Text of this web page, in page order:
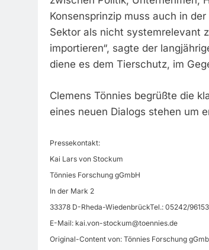
Konsensprinzip muss auch in
Sektor als nicht systemrelevant
importieren“, sagte der
diene es dem Tierschutz, im
Clemens Tönnies begrüßte die
eines neuen Dialogs stehen um
Pressekontakt:
Kai Lars von Stockum
Tönnies Forschung gGmbH
In der Mark 2
33378 D-Rheda-WiedenbrückTel.: 05242/
E-Mail: kai.von-stockum@toennies.de
Original-Content von: Tönnies Forschung